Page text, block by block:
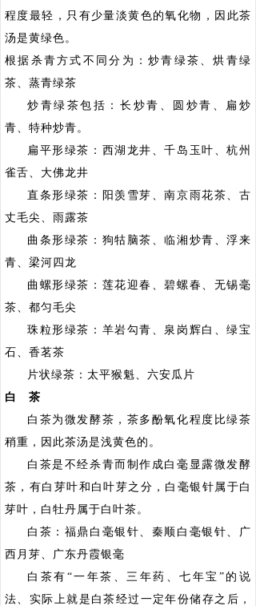
程度最轻，只有少量淡黄色的氧化物，因此茶
汤是黄绿色。
根据杀青方式不同分为：炒青绿茶、烘青绿
茶、蒸青绿茶
炒青绿茶包括：长炒青、圆炒青、扁炒
青、特种炒青。
扁平形绿茶：西湖龙井、千岛玉叶、杭州
雀舌、大佛龙井
直条形绿茶：阳羡雪芽、南京雨花茶、古
丈毛尖、雨露茶
曲条形绿茶：狗牯脑茶、临湘炒青、浮来
青、梁河四龙
曲螺形绿茶：莲花迎春、碧螺春、无锡毫
茶、都匀毛尖
珠粒形绿茶：羊岩勾青、泉岗辉白、绿宝
石、香茗茶
片状绿茶：太平猴魁、六安瓜片
白 茶
白茶为微发酵茶，茶多酚氧化程度比绿茶
稍重，因此茶汤是浅黄色的。
白茶是不经杀青而制作成白毫显露微发酵
茶，有白芽叶和白叶芽之分，白毫银针属于白
芽叶，白牡丹属于白叶茶。
白茶：福鼎白毫银针、秦顺白毫银针、广
西月芽、广东丹霞银毫
白茶有“一年茶、三年药、七年宝”的说
法、实际上就是白茶经过一定年份储存之后，